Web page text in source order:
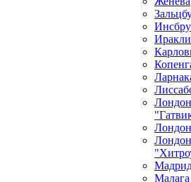
Лондон
Лондон
Малага